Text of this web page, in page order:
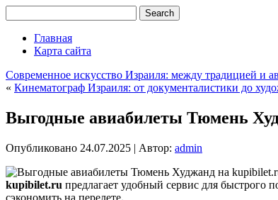
Главная
Карта сайта
Современное искусство Израиля: между традицией и
« Кинематограф Израиля: от документалистики до
Выгодные авиабилеты Тюмень
Опубликовано 24.07.2025 | Автор: admin
kupibilet.ru предлагает удобный сервис для быстрого
сэкономить на перелете.